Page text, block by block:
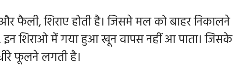
फैली, शिराए होती है। जिसमे मल को बाहर निकालने
शिराओ में गया हुआ खून वापस नहीं आ पाता। जिसके
फूलने लगती है।